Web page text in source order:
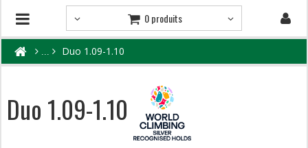
0 produits
Duo 1.09-1.10
Duo 1.09-1.10